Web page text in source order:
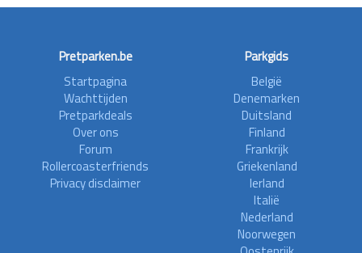
Pretparken.be
Startpagina
Wachttijden
Pretparkdeals
Over ons
Forum
Rollercoasterfriends
Privacy disclaimer
Parkgids
België
Denemarken
Duitsland
Finland
Frankrijk
Griekenland
Ierland
Italië
Nederland
Noorwegen